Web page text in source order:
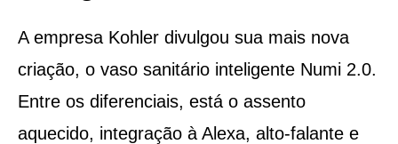
A empresa Kohler divulgou sua mais nova
criação, o vaso sanitário inteligente Numi 2.0.
Entre os diferenciais, está o assento
aquecido, integração à Alexa, alto-falante e